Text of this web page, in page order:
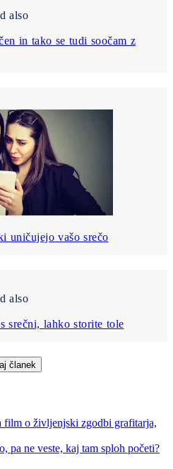
in tako se tudi soočam z
uničujejo vašo srečo
srečni, lahko storite tole
članek
film o življenjski zgodbi grafitarja,
pa ne veste, kaj tam sploh početi?